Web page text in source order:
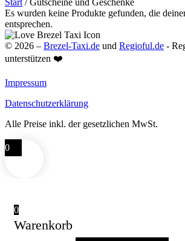
Start / Gutscheine und Geschenke
Es wurden keine Produkte gefunden, die
entsprechen.
© 2026 – Brezel-Taxi.de und Regioful.de -
unterstützen ❤️
Impressum
Datenschutzerklärung
Alle Preise inkl. der gesetzlichen MwSt.
0
0
Warenkorb